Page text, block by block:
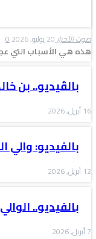
صوت الأحرار20 يوليو, 2026 0
هذه هي الأسباب التي
بالڤيديو.. بن خالد يبرز
16 أبريل, 2026
بالفيديو: والي
12 أبريل, 2026
بالفيديو..
7 أبريل, 2026